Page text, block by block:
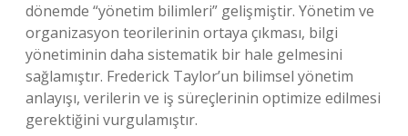
dönemde “yönetim bilimleri” gelişmiştir. Yönetim ve
organizasyon teorilerinin ortaya çıkması, bilgi
yönetiminin daha sistematik bir hale gelmesini
sağlamıştır. Frederick Taylor’un bilimsel yönetim
anlayışı, verilerin ve iş süreçlerinin optimize edilmesi
gerektiğini vurgulamıştır.